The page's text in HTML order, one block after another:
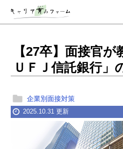
【27卒】面接官
ＵＦＪ信託銀行」
企業別面接対策
2025.10.31 更新